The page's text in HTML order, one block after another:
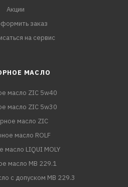
Акции
заказ
на сервис
МАСЛО
масло ZIC 5w40
масло ZIC 5w30
масло ZIC
масло ROLF
масло LIQUI MOLY
масло MB 229.1
с допуском MB 229.3